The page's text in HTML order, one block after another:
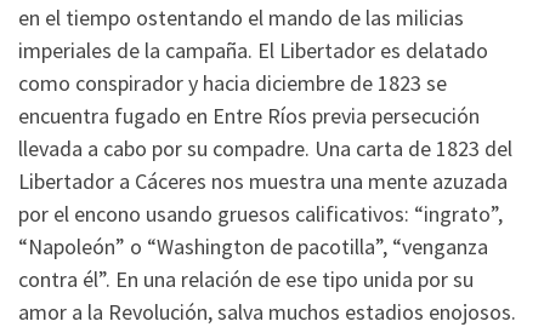
en el tiempo ostentando el mando de las milicias
imperiales de la campaña. El Libertador es delatado
como conspirador y hacia diciembre de 1823 se
encuentra fugado en Entre Ríos previa persecución
llevada a cabo por su compadre. Una carta de 1823 del
Libertador a Cáceres nos muestra una mente azuzada
por el encono usando gruesos calificativos: “ingrato”,
“Napoleón” o “Washington de pacotilla”, “venganza
contra él”. En una relación de ese tipo unida por su
amor a la Revolución, salva muchos estadios enojosos.